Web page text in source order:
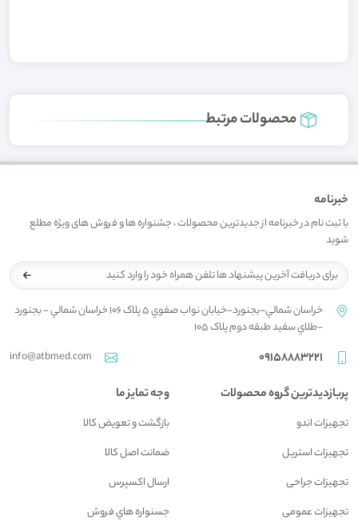
محصولات مرتبط
خبرنامه
با ثبت نام در خبرنامه از جدیدترین محصولات ، جشنواره ها و فروش های ویژه مطلع
شوید
خراسان شمالي-بجنورد-خيابان نواب صفوي 5 پلاک 106 خراسان شمالي - بجنورد
-طلاي سفيد طبقه دوم پلاک 105
09158883221
info@atbmed.com
پربازدیدترین گروه محصولات
تجهیزات اندو
تجهیزات استریل
تجهیزات جراحی
تجهیزات عمومی
وجه تمایز ما
بازگشت و تعويض کالا
ضمانت اصل کالا
ارسال اکسپرس
جسنواره هاي فروش